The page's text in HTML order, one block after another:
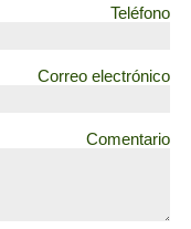
Teléfono
Correo electrónico
Comentario